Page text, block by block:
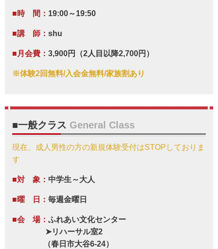
■時 間： 19:00～19:50
■講 師： shu
■月会費： 3,900円（2人目以降2,700円）
※体験2回無料/入会金無料/家族割あり
■一般クラス General Class
現在、成人男性の方の新規体験受付はSTOPしておりま
す
■対 象： 中学生～大人
■曜 日： 毎週金曜日
■会 場： ふれあい文化センター
➤リハーサル室2
（春日市大谷6-24）